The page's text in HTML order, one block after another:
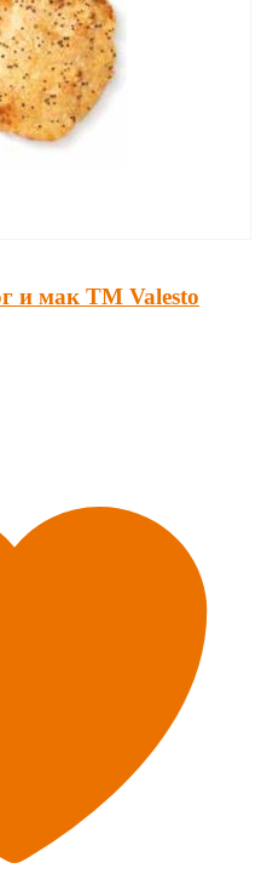
и мак TM Valesto